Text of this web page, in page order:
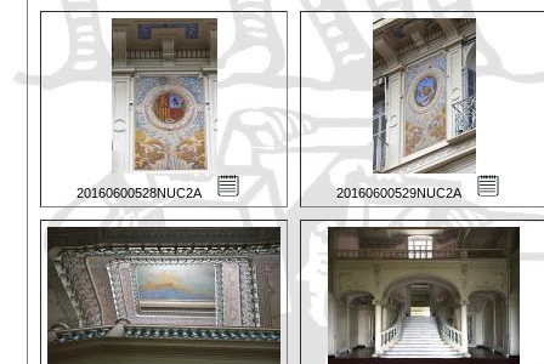
20160600528NUC2A 20160600529NUC2A